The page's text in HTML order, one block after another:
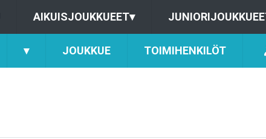
AIKUISJOUKKUEET▾
▾ JOUKKUE TOIMIHENKILÖT